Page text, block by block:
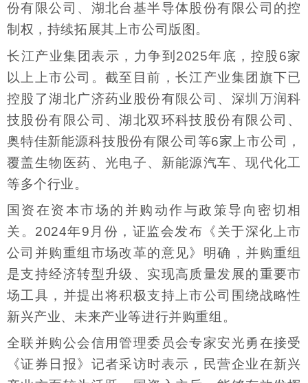
份有限公司、湖北台基半导体股份有限公司的控
制权，持续拓展其上市公司版图。
长江产业集团表示，力争到2025年底，控股6家
以上上市公司。截至目前，长江产业集团旗下已
控股了湖北广济药业股份有限公司、深圳万润科
技股份有限公司、湖北双环科技股份有限公司、
奥特佳新能源科技股份有限公司等6家上市公司，
覆盖生物医药、光电子、新能源汽车、现代化工
等多个行业。
国资在资本市场的并购动作与政策导向密切相
关。2024年9月份，证监会发布《关于深化上市
公司并购重组市场改革的意见》明确，并购重组
是支持经济转型升级、实现高质量发展的重要市
场工具，并提出将积极支持上市公司围绕战略性
新兴产业、未来产业等进行并购重组。
全联并购公会信用管理委员会专家安光勇在接受
《证券日报》记者采访时表示，民营企业在新兴